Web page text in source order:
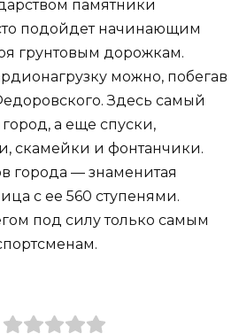
памятники
подойдет начинающим
грунтовым дорожкам.
можно, побегав
Здесь самый
а еще спуски,
скамейки и фонтанчики.
города — знаменитая
с ее 560 ступенями.
под силу только самым